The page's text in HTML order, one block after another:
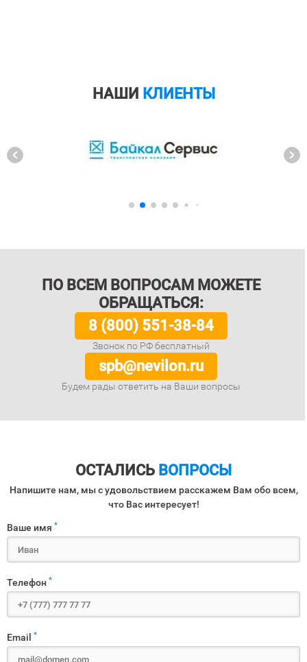
НАШИ КЛИЕНТЫ
ПО ВСЕМ ВОПРОСАМ МОЖЕТЕ
ОБРАЩАТЬСЯ:
8 (800) 551-38-84
Звонок по РФ бесплатный
spb@nevilon.ru
Будем рады ответить на Ваши вопросы
ОСТАЛИСЬ ВОПРОСЫ
Напишите нам, мы с удовольствием расскажем Вам обо всем,
что Вас интересует!
Ваше имя *
Телефон *
Email *